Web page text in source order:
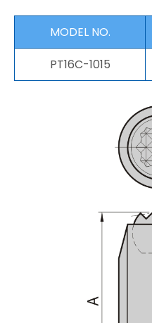
MODEL NO.
PT16C-1015